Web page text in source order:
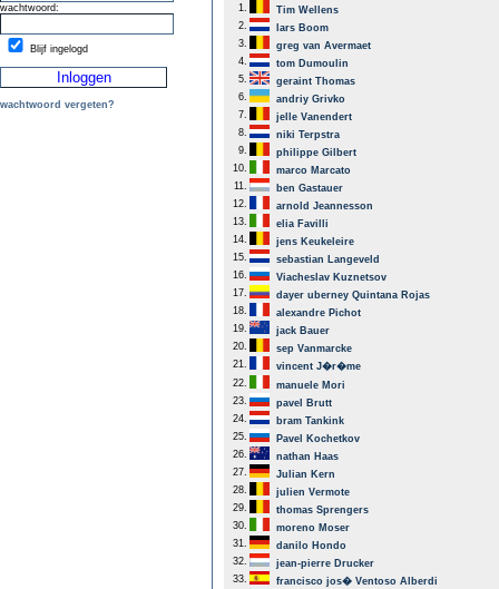
wachtwoord:
Blijf ingelogd
wachtwoord vergeten?
1.
Tim Wellens
2.
lars Boom
3.
greg van Avermaet
4.
tom Dumoulin
5.
geraint Thomas
6.
andriy Grivko
7.
jelle Vanendert
8.
niki Terpstra
9.
philippe Gilbert
10.
marco Marcato
11.
ben Gastauer
12.
arnold Jeannesson
13.
elia Favilli
14.
jens Keukeleire
15.
sebastian Langeveld
16.
Viacheslav Kuznetsov
17.
dayer uberney Quintana Rojas
18.
alexandre Pichot
19.
jack Bauer
20.
sep Vanmarcke
21.
vincent J�r�me
22.
manuele Mori
23.
pavel Brutt
24.
bram Tankink
25.
Pavel Kochetkov
26.
nathan Haas
27.
Julian Kern
28.
julien Vermote
29.
thomas Sprengers
30.
moreno Moser
31.
danilo Hondo
32.
jean-pierre Drucker
33.
francisco jos� Ventoso Alberdi